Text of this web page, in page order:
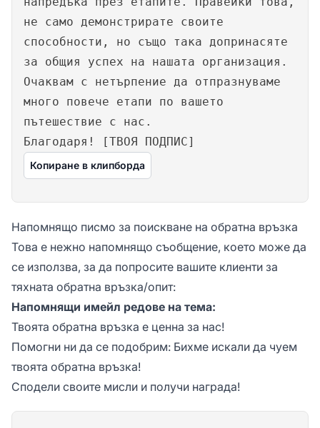
не само демонстрирате своите
способности, но също така допринасяте
за общия успех на нашата организация.
Очаквам с нетърпение да отпразнуваме
много повече етапи по вашето
пътешествие с нас.
Благодаря! [ТВОЯ ПОДПИС]
Копиране в клипборда
Напомнящо писмо за поискване на обратна връзка
Това е нежно напомнящо съобщение, което може да
се използва, за да попросите вашите клиенти за
тяхната обратна връзка/опит:
Напомнящи имейл редове на тема:
Твоята обратна връзка е ценна за нас!
Помогни ни да се подобрим: Бихме искали да чуем
твоята обратна връзка!
Сподели своите мисли и получи награда!